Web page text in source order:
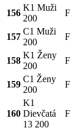
156
K1 Muži
200
F
157
C1 Muži
200
F
158
K1 Ženy
200
F
159
C1 Ženy
200
F
160
K1
Dievčatá
13 200
F